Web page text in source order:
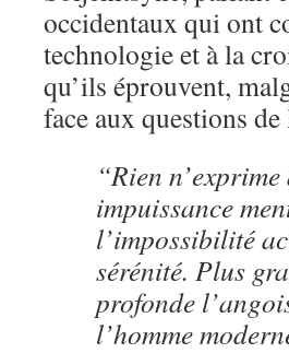
occidentaux qui ont
technologie et à la
qu’ils éprouvent,
face aux questions
“Rien
impuissance
l’impossibilité
sérénité. Plus
profonde
l’homme